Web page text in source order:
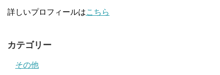
詳しいプロフィールはこちら
カテゴリー
その他